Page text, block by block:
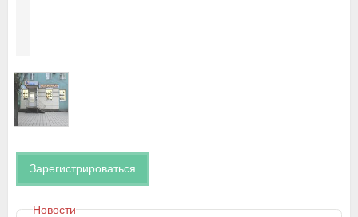
Зарегистрироваться
Новости